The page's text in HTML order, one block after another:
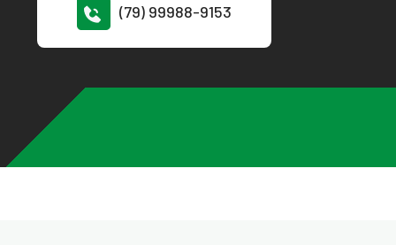
(79) 99988-9153